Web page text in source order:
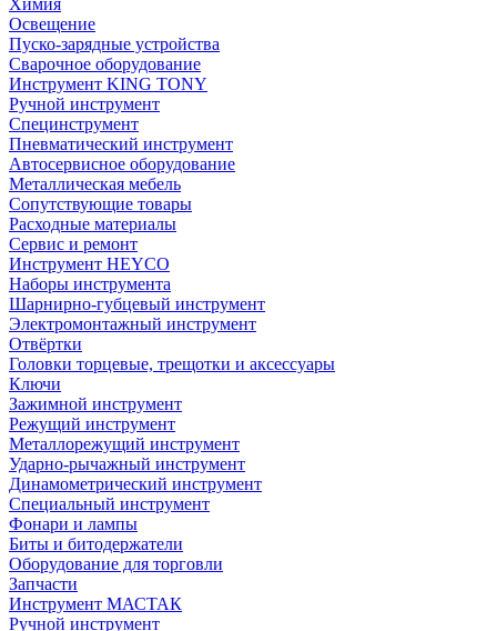
Химия
Освещение
Пуско-зарядные устройства
Сварочное оборудование
Инструмент KING TONY
Ручной инструмент
Специнструмент
Пневматический инструмент
Автосервисное оборудование
Металлическая мебель
Сопутствующие товары
Расходные материалы
Сервис и ремонт
Инструмент HEYCO
Наборы инструмента
Шарнирно-губцевый инструмент
Электромонтажный инструмент
Отвёртки
Головки торцевые, трещотки и аксессуары
Ключи
Зажимной инструмент
Режущий инструмент
Металлорежущий инструмент
Ударно-рычажный инструмент
Динамометрический инструмент
Специальный инструмент
Фонари и лампы
Биты и битодержатели
Оборудование для торговли
Запчасти
Инструмент МАСТАК
Ручной инструмент